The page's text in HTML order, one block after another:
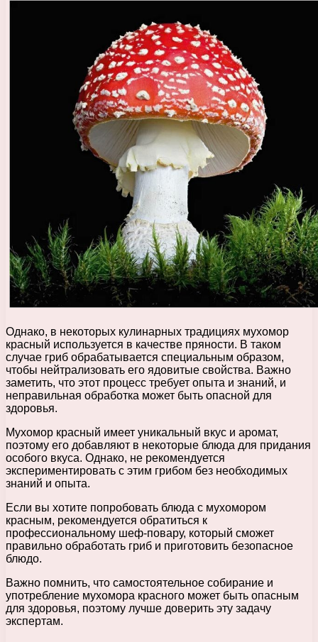
Однако, в некоторых кулинарных традициях мухомор
красный используется в качестве пряности. В таком
случае гриб обрабатывается специальным образом,
чтобы нейтрализовать его ядовитые свойства. Важно
заметить, что этот процесс требует опыта и знаний, и
неправильная обработка может быть опасной для
здоровья.
Мухомор красный имеет уникальный вкус и аромат,
поэтому его добавляют в некоторые блюда для придания
особого вкуса. Однако, не рекомендуется
экспериментировать с этим грибом без необходимых
знаний и опыта.
Если вы хотите попробовать блюда с мухомором
красным, рекомендуется обратиться к
профессиональному шеф-повару, который сможет
правильно обработать гриб и приготовить безопасное
блюдо.
Важно помнить, что самостоятельное собирание и
употребление мухомора красного может быть опасным
для здоровья, поэтому лучше доверить эту задачу
экспертам.